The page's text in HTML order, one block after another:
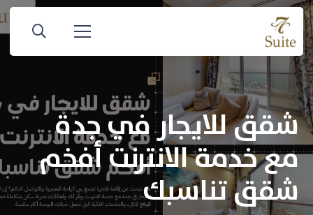
شقق للايجار في جدة
مع خدمة الانترنت أفخم
شقق تناسبك